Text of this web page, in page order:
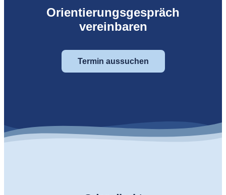
Orientierungsgespräch
vereinbaren
Termin aussuchen